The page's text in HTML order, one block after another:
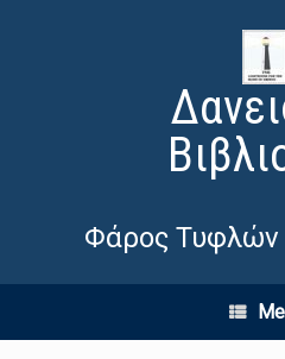
Φάρος Τυφλών